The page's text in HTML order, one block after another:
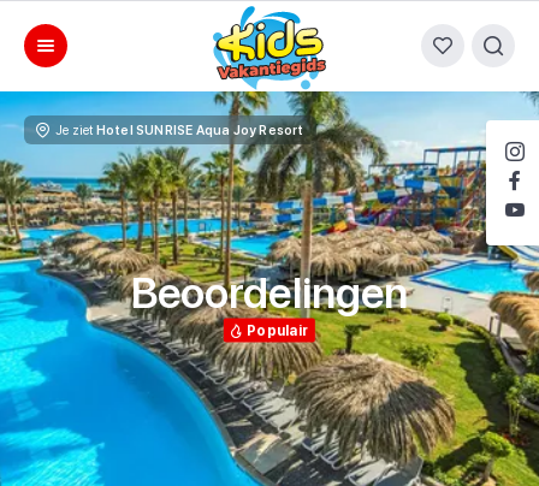
Beoordelingen
Populair
Je ziet Hotel SUNRISE Aqua Joy Resort